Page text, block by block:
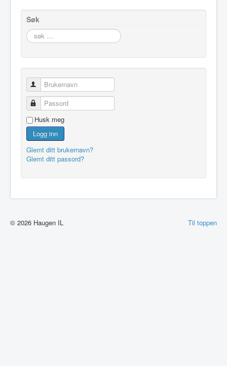
Søk
søk
…
Brukernavn
Passord
Husk meg
Logg inn
Glemt ditt brukernavn?
Glemt ditt passord?
Til toppen
© 2026 Haugen IL